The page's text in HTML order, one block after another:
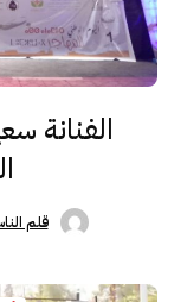
الفنانة
قلم